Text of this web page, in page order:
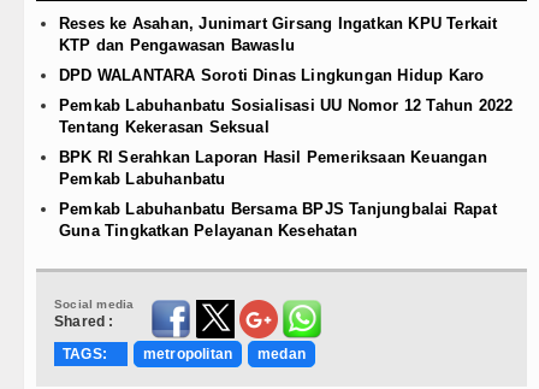
Reses ke Asahan, Junimart Girsang Ingatkan KPU Terkait
KTP dan Pengawasan Bawaslu
DPD WALANTARA Soroti Dinas Lingkungan Hidup Karo
Pemkab Labuhanbatu Sosialisasi UU Nomor 12 Tahun 2022
Tentang Kekerasan Seksual
BPK RI Serahkan Laporan Hasil Pemeriksaan Keuangan
Pemkab Labuhanbatu
Pemkab Labuhanbatu Bersama BPJS Tanjungbalai Rapat
Guna Tingkatkan Pelayanan Kesehatan
Social media
Shared :
TAGS:
metropolitan medan